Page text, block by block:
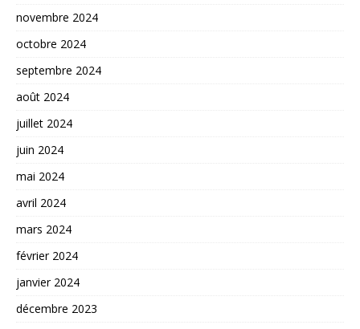
novembre 2024
octobre 2024
septembre 2024
août 2024
juillet 2024
juin 2024
mai 2024
avril 2024
mars 2024
février 2024
janvier 2024
décembre 2023